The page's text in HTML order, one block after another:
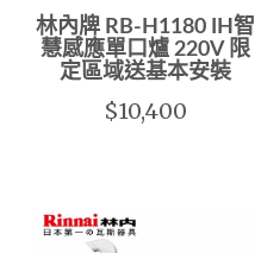
林內牌 RB-H1180 IH智
慧感應單口爐 220V 限
定區域送基本安裝
$10,400